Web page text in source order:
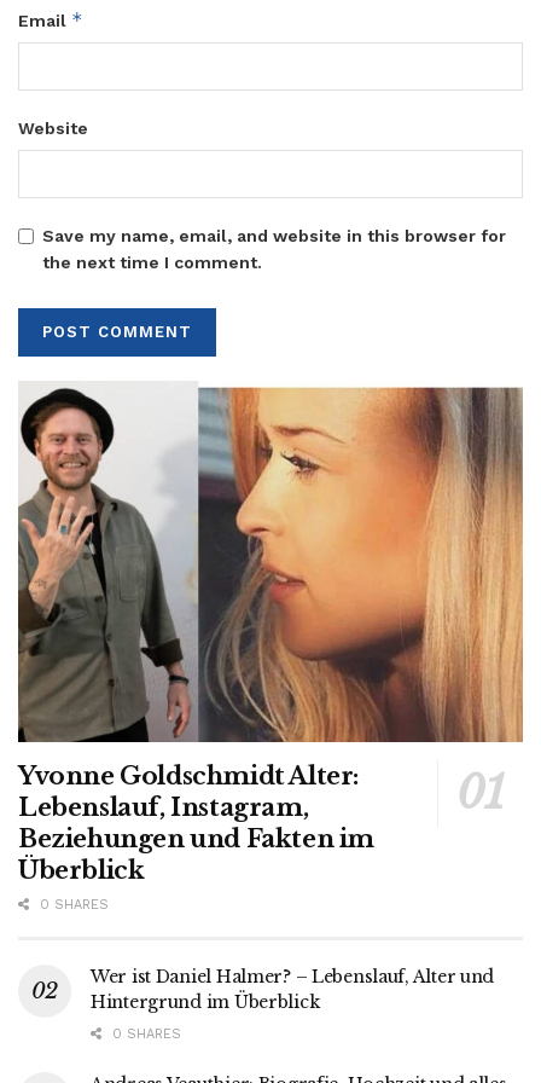
Email *
Website
Save my name, email, and website in this browser for
the next time I comment.
Yvonne Goldschmidt Alter:
Lebenslauf, Instagram,
Beziehungen und Fakten im
Überblick
0 SHARES
Wer ist Daniel Halmer? – Lebenslauf, Alter und
Hintergrund im Überblick
0 SHARES